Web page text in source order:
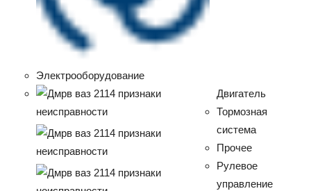
Электрооборудование
Двигатель
Тормозная
система
Прочее
Рулевое
управление